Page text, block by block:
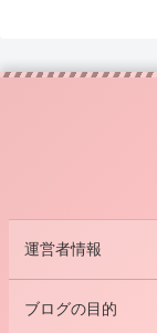
運営者情報
ブログの目的